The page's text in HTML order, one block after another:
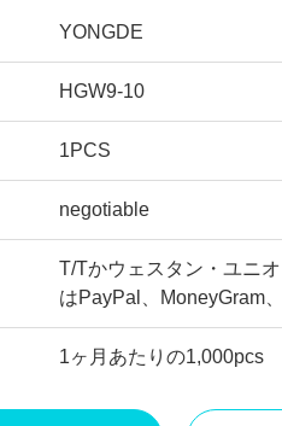
YONGDE
HGW9-10
1PCS
negotiable
T/Tかウェスタン・ユニ
はPayPal、MoneyGram
1ヶ月あたりの1,000pcs